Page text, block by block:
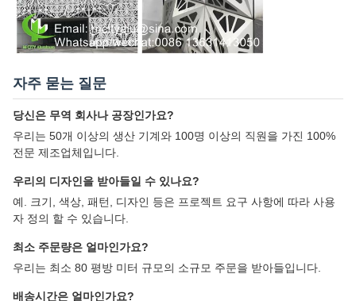
자주 묻는 질문
당신은 무역 회사나 공장인가요?
우리는 50개 이상의 생산 기계와 100명 이상의 직원을 가진 100%
전문 제조업체입니다.
우리의 디자인을 받아들일 수 있나요?
예. 크기, 색상, 패턴, 디자인 등은 프로젝트 요구 사항에 따라 사용
자 정의 할 수 있습니다.
최소 주문량은 얼마인가요?
우리는 최소 80 평방 미터 규모의 소규모 주문을 받아들입니다.
배송시간은 얼마인가요?